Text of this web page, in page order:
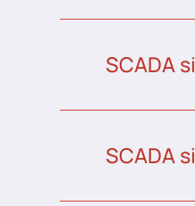
SCADA
SCADA